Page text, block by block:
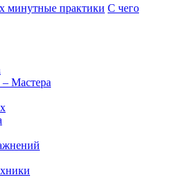
минутные практики С чего
Мастера